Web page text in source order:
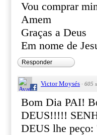
Vou comprar
Amem
Graças a Deus
Em nome de
Responder
Victor Moysés · 605
Bom Dia PAI!
DEUS!!!!!
DEUS lhe